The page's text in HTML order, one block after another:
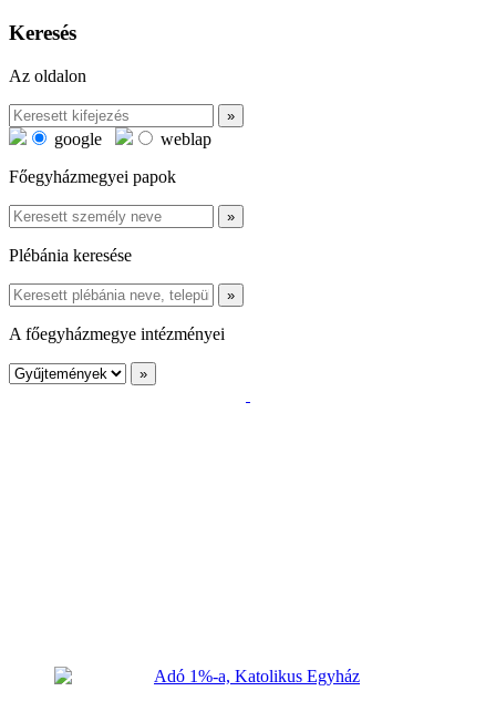
Keresés
Az oldalon
google
weblap
Főegyházmegyei papok
Plébánia keresése
A főegyházmegye intézményei